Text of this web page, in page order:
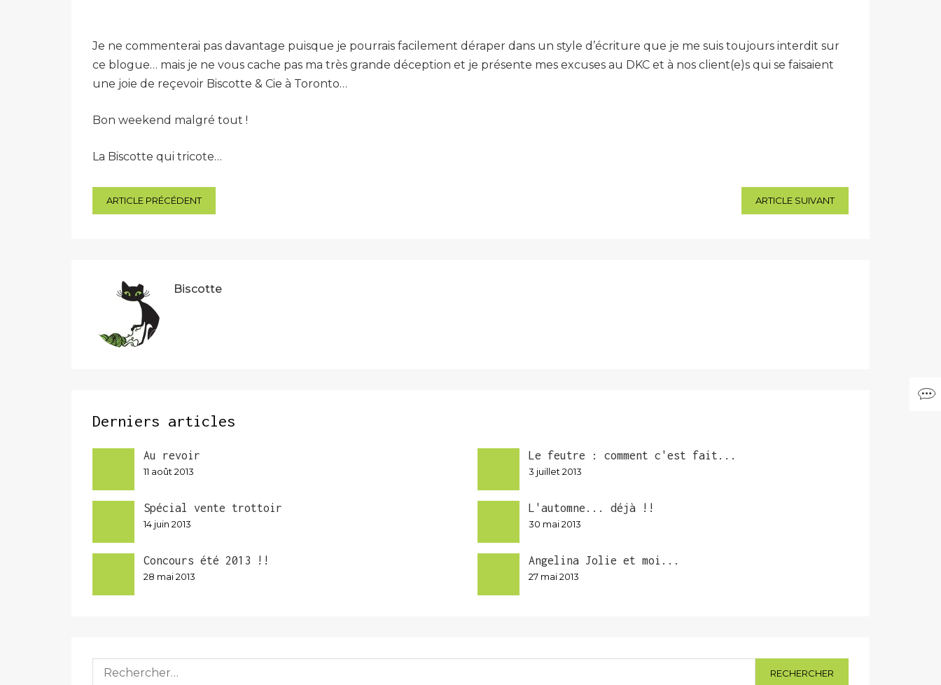
Je ne commenterai pas davantage puisque je pourrais facilement déraper dans un style d’écriture que je me suis toujours interdit sur
ce blogue… mais je ne vous cache pas ma très grande déception et je présente mes excuses au DKC et à nos client(e)s qui se faisaient
une joie de reçevoir Biscotte & Cie à Toronto…
Bon weekend malgré tout !
La Biscotte qui tricote…
Navigation
ARTICLE PRÉCÉDENT ARTICLE SUIVANT
Biscotte
Derniers articles
Au revoir
11 août 2013
Le feutre : comment c'est fait...
3 juillet 2013
Spécial vente trottoir
14 juin 2013
L'automne... déjà !!
30 mai 2013
Concours été 2013 !!
28 mai 2013
Angelina Jolie et moi...
27 mai 2013
Rechercher :